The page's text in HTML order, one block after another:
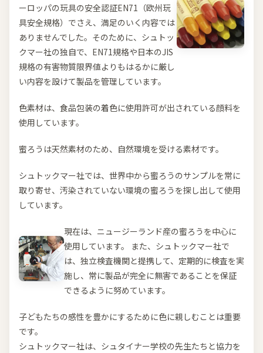
ーロッパの玩具の安全認証EN71（欧州玩
具安全規格）でさえ、満足のいく内容では
ありませんでした。そのために、シュトッ
クマー社の独自で、EN71規格や日本のJIS
規格の有害物質限界値よりもはるかに厳し
い内容を設けて製品を管理しています。
色素材は、食品包装の着色に使用許可が出されている顔料を
使用しています。
蜜ろうは天然素材のため、自然環境を受ける素材です。
シュトックマー社では、世界中から蜜ろうのサンプルを常に
取り寄せ、汚染されていない環境の蜜ろうを探し出して使用
しています。
現在は、ニュージーランド産の蜜ろうを中心に
使用しています。 また、シュトックマー社で
は、独立検査機関と提携して、定期的に検査を実
施し、常に製品が完全に無害であることを保証
できるように努めています。
子どもたちの感性を豊かにするために色に親しむことは重要
です。
シュトックマー社は、シュタイナー学校の先生たちと協力を